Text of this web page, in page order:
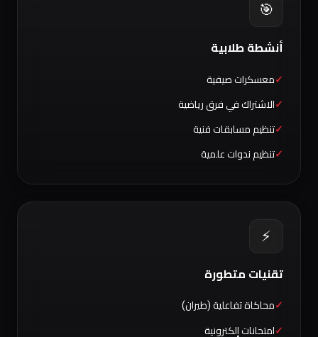
🎯
أنشطة طلابية
معسكرات صيفية
الاشتراك في فرق رياضية
تنظيم مسابقات فنية
تنظيم ندوات علمية
⚡
تقنيات متطورة
محاكاة تفاعلية (طيران)
امتحانات إلكترونية